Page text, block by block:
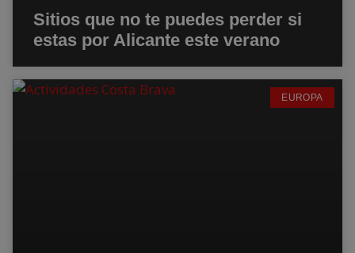
Sitios que no te puedes perder si
estas por Alicante este verano
EUROPA